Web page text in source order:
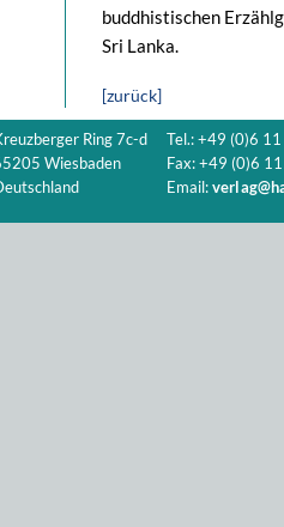
buddhistischen
Sri Lanka.
[zurück]
Ring 7c-d
Wiesbaden
Tel.: +49 (0)6
Fax: +49 (0)6
Email: